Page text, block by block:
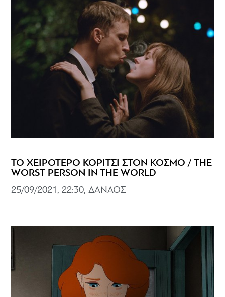
ΤΟ ΧΕΙΡΟΤΕΡΟ ΚΟΡΙΤΣΙ ΣΤΟΝ ΚΟΣΜΟ / THE
WORST PERSON IN THE WORLD
25/09/2021, 22:30, ΔΑΝΑΟΣ